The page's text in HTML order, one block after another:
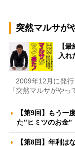
突然マルサが
【
入
2009年12月に発行
『突然マルサがや
【第9回】もう
た”ヒミツのお金
【第8回】年利